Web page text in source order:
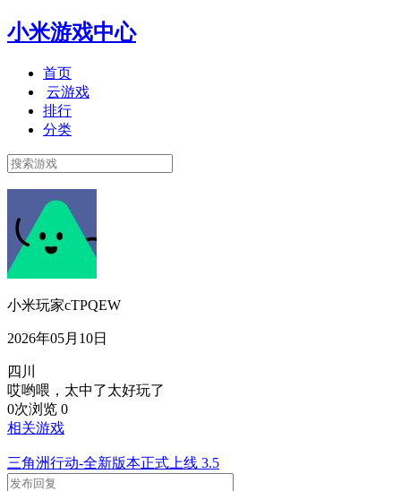
小米游戏中心
首页
云游戏
排行
分类
小米玩家cTPQEW
2026年05月10日
四川
哎哟喂，太中了太好玩了
0次浏览 0
相关游戏
三角洲行动-全新版本正式上线 3.5